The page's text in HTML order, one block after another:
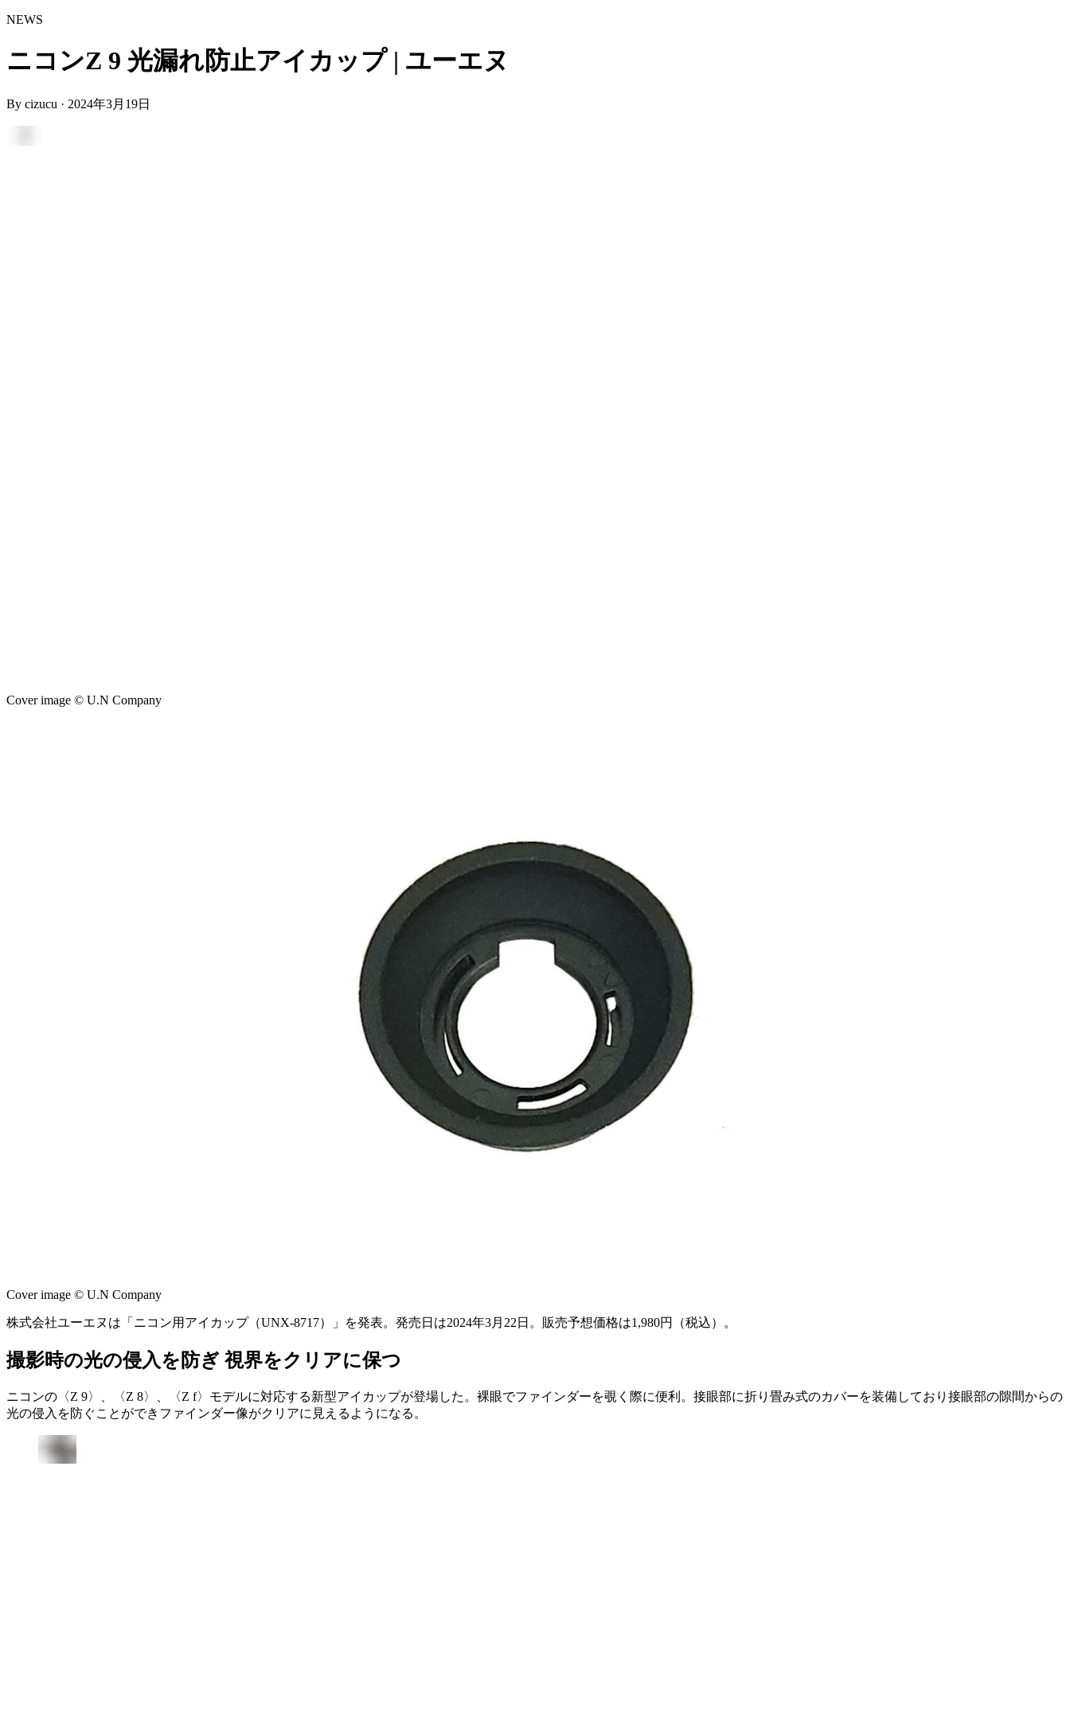
NEWS
ニコンZ 9 光漏れ防止アイカップ | ユーエヌ
By cizucu · 2024年3月19日
Cover image © U.N Company
Cover image © U.N Company
株式会社ユーエヌは「ニコン用アイカップ（UNX-8717）」を発表。発売日は2024年3月22日。販売予想価格は1,980円（税込）。
撮影時の光の侵入を防ぎ 視界をクリアに保つ
ニコンの〈Z 9〉、〈Z 8〉、〈Z f〉モデルに対応する新型アイカップが登場した。裸眼でファインダーを覗く際に便利。接眼部に折り畳み式のカバーを装備しており接眼部の隙間からの
光の侵入を防ぐことができファインダー像がクリアに見えるようになる。